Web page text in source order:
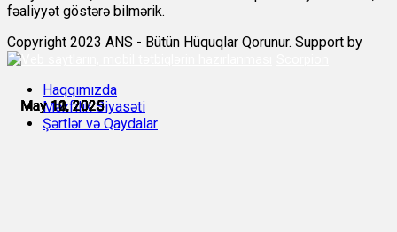
May 10, 2025
May 10, 2025
May 11, 2025
May 11, 2025
May 11, 2025
May 12, 2025
fəaliyyət göstərə bilmərik.
Copyright 2023 ANS - Bütün Hüquqlar Qorunur. Support by
Haqqımızda
Məxfilik Siyasəti
Şərtlər və Qaydalar